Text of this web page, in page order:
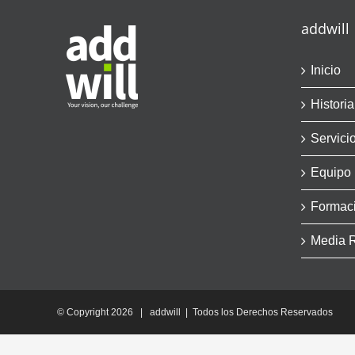
addwill
Inicio
Historia
Equipo
Media
© Copyright2026 | addwill | Todos los Derechos Reservados